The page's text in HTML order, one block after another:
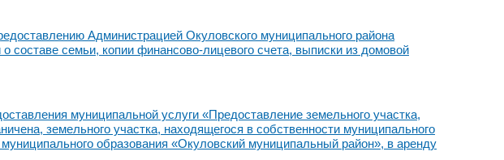
Администрацией Окуловского муниципального района
составе семьи, копии финансово-лицевого счета, выписки из домовой
муниципальной услуги «Предоставление земельного участка,
земельного участка, находящегося в собственности муниципального
образования «Окуловский муниципальный район», в аренду